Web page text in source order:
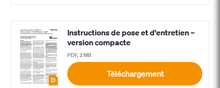
Instructions de pose et d'entretien –
version compacte
PDF, 2 MB
Téléchargement